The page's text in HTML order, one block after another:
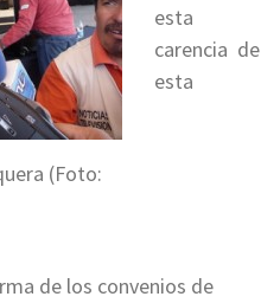
(Foto:
esta
carencia de
esta
de los convenios de